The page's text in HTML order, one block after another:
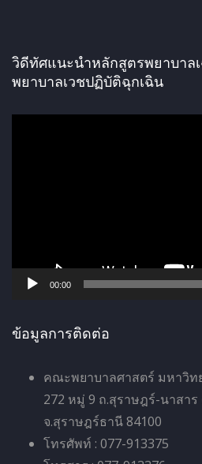
วิดีทัศแนะนำหลักสูตรพยาบาล
พยาบาลเวชปฏิบัติฉุกเฉิน
ดี
00:00
ข้อมูลการติดต่อ
คณะพยาบาลศาสตร์ มหาวิ
272 หมู่ 9 ถ.สุราษฎร์-นาสาร
จ.สุราษฎร์ธานี 84100
โทรศัพท์ : 077-913375